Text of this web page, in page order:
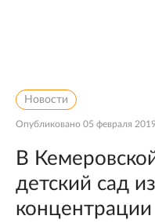
Новости
Опубликовано 05 февраля
В
детский сад
концентрации